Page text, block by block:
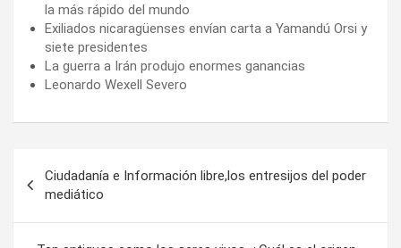
la más rápido del mundo
Exiliados nicaragüenses envían carta a Yamandú Orsi y
siete presidentes
La guerra a Irán produjo enormes ganancias
Leonardo Wexell Severo
de
entradas
Ciudadanía e Información libre,los entresijos del poder
mediático